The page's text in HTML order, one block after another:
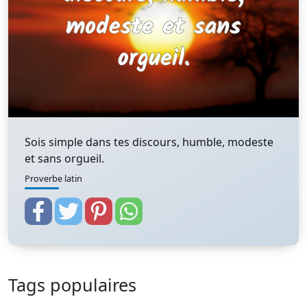
Sois simple dans tes discours, humble, modeste
et sans orgueil.
Proverbe latin
Tags populaires